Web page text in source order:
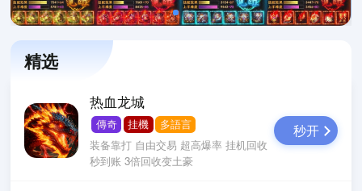
精选
热血龙城
傳奇 挂機
多語言
装备靠打 自由交易 超高爆率 挂机回收
秒到账 3倍回收变土豪
秒开